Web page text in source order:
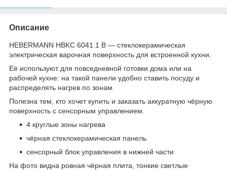
Описание
HEBERMANN HBKC 6041.1 B — стеклокерамическая
электрическая варочная поверхность для встроенной кухни.
Её используют для повседневной готовки дома или на
рабочей кухне: на такой панели удобно ставить посуду и
распределять нагрев по зонам.
Полезна тем, кто хочет купить и заказать аккуратную чёрную
поверхность с сенсорным управлением.
4 круглые зоны нагрева
чёрная стеклокерамическая панель
сенсорный блок управления в нижней части
На фото видна ровная чёрная плита, тонкие светлые